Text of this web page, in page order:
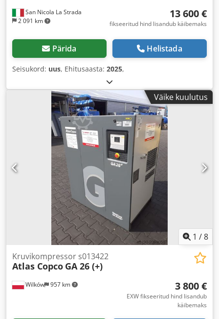
San Nicola La Strada
2 091 km
13 600 €
fikseeritud hind lisandub käibemaks
Pärida Helistada
Seisukord: uus, Ehitusaasta: 2025,
Väike kuulutus
1 /8
Wilków 957 km
Kruvikompressor s013422
Atlas Copco GA 26 (+)
3 800 €
EXW fikseeritud hind lisandub
käibemaks